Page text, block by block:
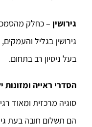
גירושין – כחלק
גירושין בגליל
בעל ניסיון רב בתחום.
הסדרי ראייה ומזונות
סוגיה מרכזית ומאוד
הם תשלום חובה בעת